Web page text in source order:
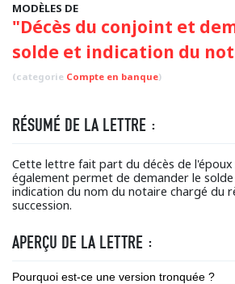
MODÈLES DE
"Décès du conjoint et
solde et indication du
(categorie Compte en banque)
RÉSUMÉ DE LA LETTRE :
Cette lettre fait part du décès de l'époux
également permet de demander le
indication du nom du notaire chargé du
succession.
APERÇU DE LA LETTRE :
Pourquoi est-ce une version tronquée ?